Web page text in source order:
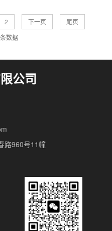
2 下一页
尾页
条数据
公司
路960号11幢